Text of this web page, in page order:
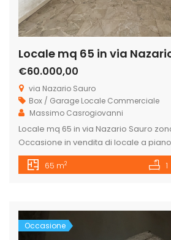
€60.000,00
via Nazario Sauro
Box / Garage Locale Commerciale
Massimo Casrogiovanni
Locale mq 65 in via Nazario Sauro
Occasione in vendita di locale a
Sauro, arteria stradale principale
porta verso la zona del porto e quindi
[…]
65 m2 1
Occasione